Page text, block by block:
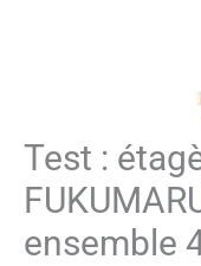
Test :
ensemble